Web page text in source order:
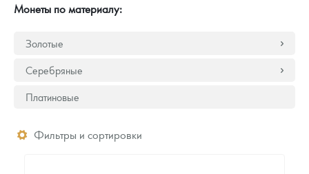
Монеты по материалу:
Золотые
Серебряные
Платиновые
Фильтры и сортировки